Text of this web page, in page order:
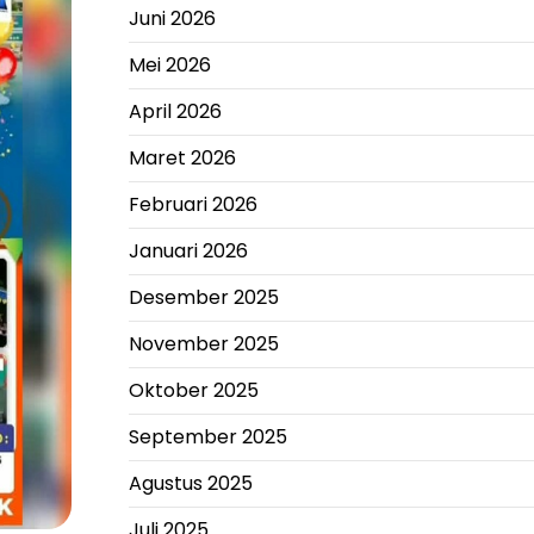
Juni 2026
Mei 2026
April 2026
Maret 2026
Februari 2026
Januari 2026
Desember 2025
November 2025
Oktober 2025
September 2025
Agustus 2025